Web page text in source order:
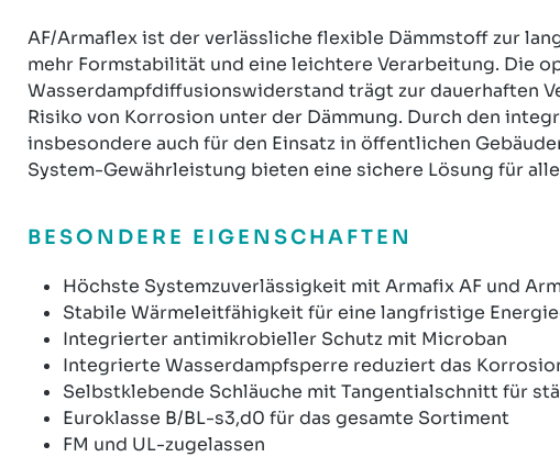
AF/Armaflex ist der verlässliche flexible Dämmstoff zur
mehr Formstabilität und eine leichtere Verarbeitung. Die
Wasserdampfdiffusionswiderstand trägt zur dauerhaften
Risiko von Korrosion unter der Dämmung. Durch den
insbesondere auch für den Einsatz in öffentlichen
System-Gewährleistung bieten eine sichere Lösung für
BESONDERE EIGENSCHAFTEN
Höchste Systemzuverlässigkeit mit Armafix AF und
Stabile Wärmeleitfähigkeit für eine langfristige
Integrierter antimikrobieller Schutz mit Microban
Integrierte Wasserdampfsperre reduziert das
Selbstklebende Schläuche mit Tangentialschnitt für
Euroklasse B/BL-s3,d0 für das gesamte Sortiment
FM und UL-zugelassen